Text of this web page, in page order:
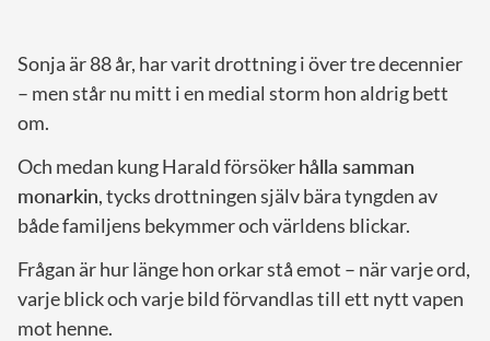
Sonja är 88 år, har varit drottning i över tre decennier
– men står nu mitt i en medial storm hon aldrig bett
om.
Och medan kung Harald försökerhålla samman
monarkin, tycks drottningen själv bära tyngden av
både familjens bekymmer och världens blickar.
Frågan är hur länge hon orkar stå emot – när varje ord,
varje blick och varje bild förvandlas till ett nytt vapen
mot henne.